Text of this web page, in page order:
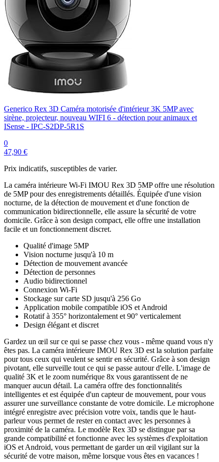
Generico Rex 3D Caméra motorisée d'intérieur 3K 5MP avec
sirène, projecteur, nouveau WIFI 6 - détection pour animaux et
ISense - IPC-S2DP-5R1S
0
47,90 €
Prix indicatifs, susceptibles de varier.
La caméra intérieure Wi-Fi IMOU Rex 3D 5MP offre une résolution
de 5MP pour des enregistrements détaillés. Équipée d'une vision
nocturne, de la détection de mouvement et d'une fonction de
communication bidirectionnelle, elle assure la sécurité de votre
domicile. Grâce à son design compact, elle offre une installation
facile et un fonctionnement discret.
Qualité d'image 5MP
Vision nocturne jusqu'à 10 m
Détection de mouvement avancée
Détection de personnes
Audio bidirectionnel
Connexion Wi-Fi
Stockage sur carte SD jusqu'à 256 Go
Application mobile compatible iOS et Android
Rotatif à 355° horizontalement et 90° verticalement
Design élégant et discret
Gardez un œil sur ce qui se passe chez vous - même quand vous n'y
êtes pas. La caméra intérieure IMOU Rex 3D est la solution parfaite
pour tous ceux qui veulent se sentir en sécurité. Grâce à son design
pivotant, elle surveille tout ce qui se passe autour d'elle. L'image de
qualité 3K et le zoom numérique 8x vous garantissent de ne
manquer aucun détail. La caméra offre des fonctionnalités
intelligentes et est équipée d'un capteur de mouvement, pour vous
assurer une surveillance constante de votre domicile. Le microphone
intégré enregistre avec précision votre voix, tandis que le haut-
parleur vous permet de rester en contact avec les personnes à
proximité de la caméra. Le modèle Rex 3D se distingue par sa
grande compatibilité et fonctionne avec les systèmes d'exploitation
iOS et Android, vous permettant de garder un œil vigilant sur la
sécurité de votre maison, même lorsque vous êtes en vacances !